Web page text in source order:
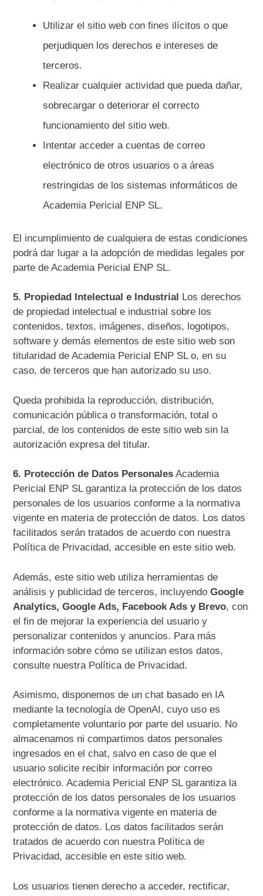
Utilizar el sitio web con fines ilícitos o que
perjudiquen los derechos e intereses de
terceros.
Realizar cualquier actividad que pueda dañar,
sobrecargar o deteriorar el correcto
funcionamiento del sitio web.
Intentar acceder a cuentas de correo
electrónico de otros usuarios o a áreas
restringidas de los sistemas informáticos de
Academia Pericial ENP SL.
El incumplimiento de cualquiera de estas condiciones
podrá dar lugar a la adopción de medidas legales por
parte de Academia Pericial ENP SL.
5. Propiedad Intelectual e Industrial
Los derechos
de propiedad intelectual e industrial sobre los
contenidos, textos, imágenes, diseños, logotipos,
software y demás elementos de este sitio web son
titularidad de Academia Pericial ENP SL o, en su
caso, de terceros que han autorizado su uso.
Queda prohibida la reproducción, distribución,
comunicación pública o transformación, total o
parcial, de los contenidos de este sitio web sin la
autorización expresa del titular.
6. Protección de Datos Personales Academia
Pericial ENP SL garantiza la protección de los datos
personales de los usuarios conforme a la normativa
vigente en materia de protección de datos. Los datos
facilitados serán tratados de acuerdo con nuestra
Política de Privacidad, accesible en este sitio web.
Además, este sitio web utiliza herramientas de
análisis y publicidad de terceros, incluyendoGoogle
Analytics, Google Ads, Facebook Ads y Brevo, con
el fin de mejorar la experiencia del usuario y
personalizar contenidos y anuncios. Para más
información sobre cómo se utilizan estos datos,
consulte nuestra Política de Privacidad.
Asimismo, disponemos de un chat basado en IA
mediante la tecnología de OpenAI, cuyo uso es
completamente voluntario por parte del usuario. No
almacenamos ni compartimos datos personales
ingresados en el chat, salvo en caso de que el
usuario solicite recibir información por correo
electrónico. Academia Pericial ENP SL garantiza la
protección de los datos personales de los usuarios
conforme a la normativa vigente en materia de
protección de datos. Los datos facilitados serán
tratados de acuerdo con nuestra Política de
Privacidad, accesible en este sitio web.
Los usuarios tienen derecho a acceder, rectificar,